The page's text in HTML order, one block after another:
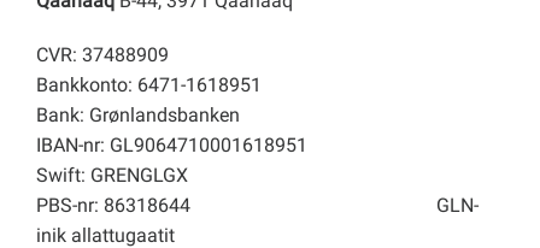
CVR: 37488909
Bankkonto: 6471-1618951
Bank: Grønlandsbanken
IBAN-nr: GL9064710001618951
Swift: GRENGLGX
PBS-nr: 86318644 GLN-
inik allattugaatit